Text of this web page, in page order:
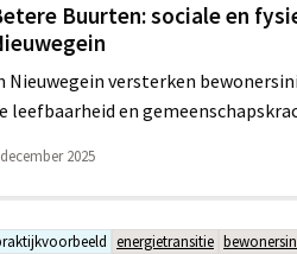
Buurten: sociale en
Nieuwegein versterken
leefbaarheid en
2025
energietransitie